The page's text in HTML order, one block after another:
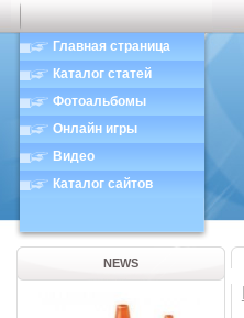
Главная страница
Каталог статей
Фотоальбомы
Онлайн игры
Видео
Каталог сайтов
NEWS